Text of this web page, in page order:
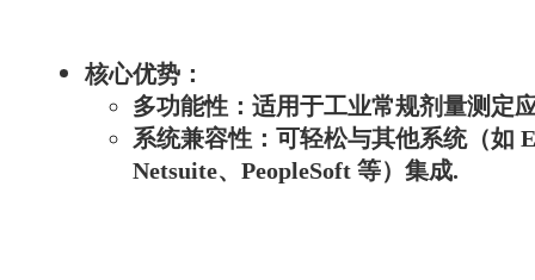
核心优势 ：
多功能性 ：适用于工业常规剂量测定
系统兼容性 ：可轻松与其他系统（如
Netsuite、PeopleSoft 等）集成.